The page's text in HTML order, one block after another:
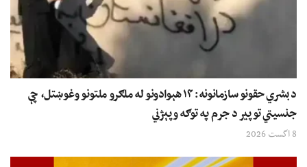
د بشري حقونو سازمانونه: ۱۴ هېوادونو له ملګرو ملتونو وغوښتل، چې
جنسیتي توپير د جرم په توګه وپېژني
8 اگست 2026